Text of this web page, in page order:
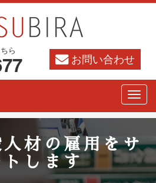
ら
お問い合わせ
材の雇用をサ
トします